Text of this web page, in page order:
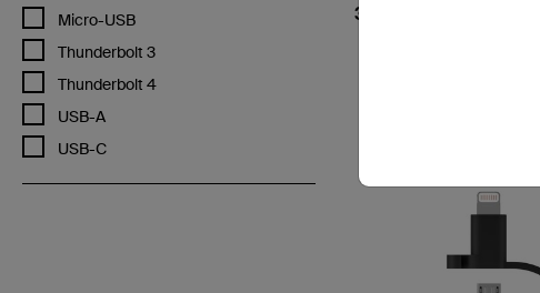
Micro-USB
ケーブルコネクタで絞り込み: Micro-USB
Thunderbolt 3
ケーブルコネクタで絞り込み: Thunderbolt 3
Thunderbolt 4
ケーブルコネクタで絞り込み: Thunderbolt 4
USB-A
ケーブルコネクタで絞り込み: USB-A
USB-C
ケーブルコネクタで絞り込み: USB-C
3 ケーブル(USB-C to